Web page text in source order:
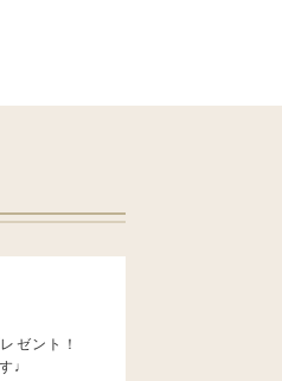
ゼント！
♩